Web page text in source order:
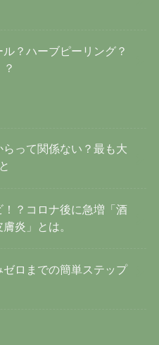
？ハーブピーリング？
らって関係ない？最も大
！？コロナ後に急増「酒
炎」とは。
ゼロまでの簡単ステップ